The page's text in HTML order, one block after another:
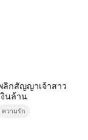
ลิกสัญญาเจ้าสาว
งินล้าน
ความรัก